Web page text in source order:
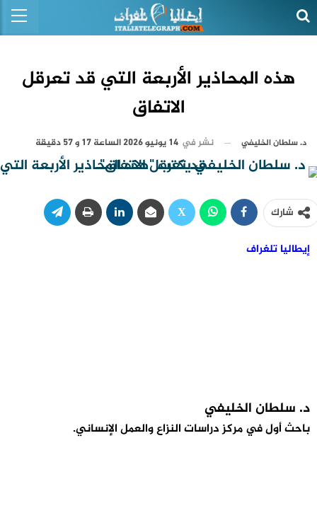
هذه المحاذير الأربعة التي قد تعرقل
الاتفاق
د. سلطان الخليفي نشر في 14 يونيو 2026 الساعة 17 و 57 دقيقة
شارك
إيطاليا تلغراف
د. سلطان الخليفي
باحث أول في مركز دراسات النزاع والعمل الإنساني.